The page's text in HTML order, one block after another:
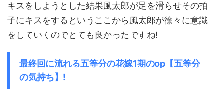
キスをしようとした結果風太郎が足を滑らせその拍
子にキスをするというここから風太郎が徐々に意識
をしていくのでとても良かったですね!
最終回に流れる五等分の花嫁1期のop【五等分
の気持ち】!